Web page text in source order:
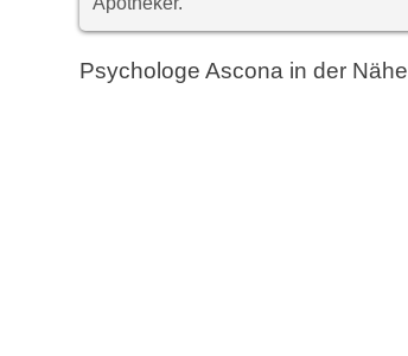
Psychologe Ascona in der Nähe